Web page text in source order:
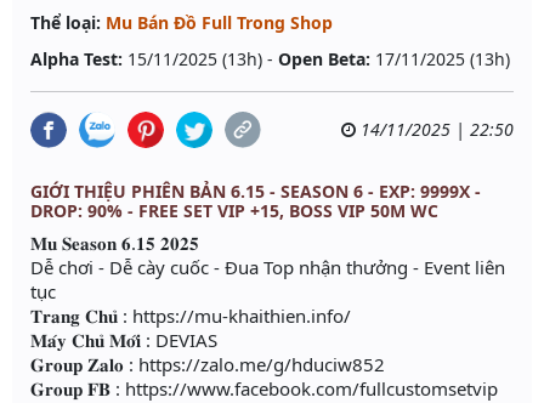
Thể loại: Mu Bán Đồ Full Trong Shop
Alpha Test: 15/11/2025 (13h) - Open Beta: 17/11/2025 (13h)
14/11/2025 | 22:50
GIỚI THIỆU PHIÊN BẢN 6.15 - SEASON 6 - EXP: 9999X -
DROP: 90% - FREE SET VIP +15, BOSS VIP 50M WC
𝐌𝐮 𝐒𝐞𝐚𝐬𝐨𝐧 𝟔.𝟏𝟓 𝟐𝟎𝟐𝟓
Dễ chơi - Dễ cày cuốc - Đua Top nhận thưởng - Event liên
tục
𝐓𝐫𝐚𝐧𝐠 𝐂𝐡𝐮̉ : https://mu-khaithien.info/
𝐌𝐚́𝐲 𝐂𝐡𝐮̉ 𝐌𝐨̛́𝐢 : DEVIAS
𝐆𝐫𝐨𝐮𝐩 𝐙𝐚𝐥𝐨 : https://zalo.me/g/hduciw852
𝐆𝐫𝐨𝐮𝐩 𝐅𝐁 : https://www.facebook.com/fullcustomsetvip